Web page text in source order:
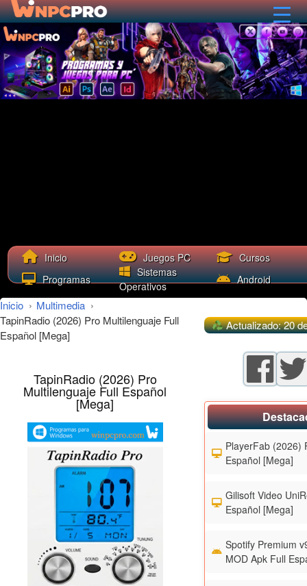
Inicio Juegos PC
Cursos
Programas
Sistemas
Operativos
Android
Inicio › Multimedia ›
TapinRadio (2026) Pro Multilenguaje Full
Español [Mega]
TapinRadio (2026) Pro
Multilenguaje Full Español
[Mega]
Actualizado: 20
PlayerFab (2026)
Español [Mega]
Gilisoft Video
Español [Mega]
Spotify Premium
MOD Apk Full